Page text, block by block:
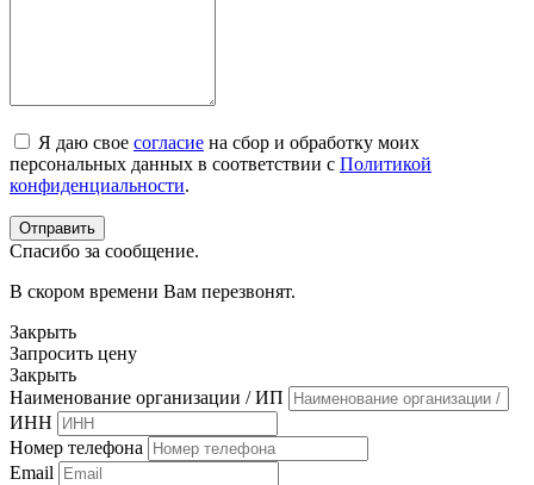
Я даю свое согласие на сбор и обработку моих
персональных данных в соответствии с Политикой
конфиденциальности.
Спасибо за сообщение.
В скором времени Вам перезвонят.
Закрыть
Запросить цену
Закрыть
Наименование организации / ИП
ИНН
Номер телефона
Email